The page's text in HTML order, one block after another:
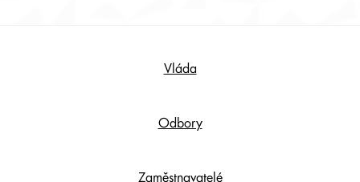
Vláda
Odbory
Zaměstnavatelé